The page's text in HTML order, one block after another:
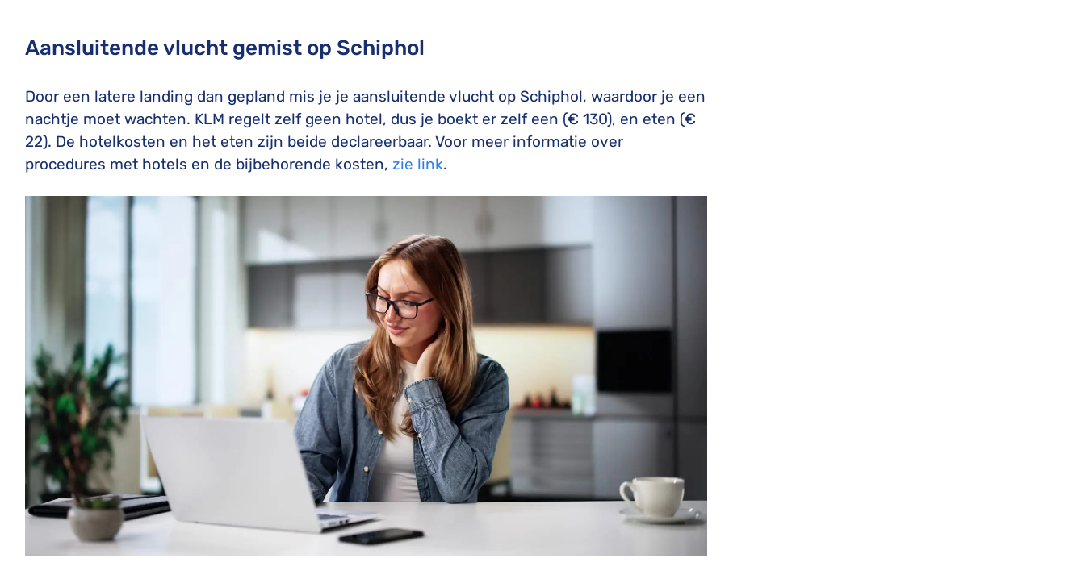
Aansluitende vlucht gemist op Schiphol
Door een latere landing dan gepland mis je je aansluitende vlucht op Schiphol, waardoor je een
nachtje moet wachten. KLM regelt zelf geen hotel, dus je boekt er zelf een (€ 130), en eten (€
22). De hotelkosten en het eten zijn beide declareerbaar. Voor meer informatie over
procedures met hotels en de bijbehorende kosten, zie link.